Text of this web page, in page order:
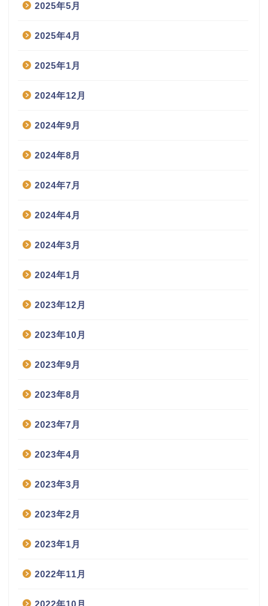
2025年5月
2025年4月
2025年1月
2024年12月
2024年9月
2024年8月
2024年7月
2024年4月
2024年3月
2024年1月
2023年12月
2023年10月
2023年9月
2023年8月
2023年7月
2023年4月
2023年3月
2023年2月
2023年1月
2022年11月